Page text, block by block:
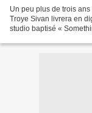
Un peu plus de trois
Troye Sivan livrera en
studio baptisé «